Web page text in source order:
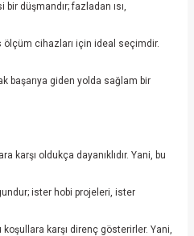
düşmandır; fazladan ısı,
cihazları için ideal seçimdir.
başarıya giden yolda sağlam bir
karşı oldukça dayanıklıdır. Yani, bu
ister hobi projeleri, ister
karşı direnç gösterirler. Yani,